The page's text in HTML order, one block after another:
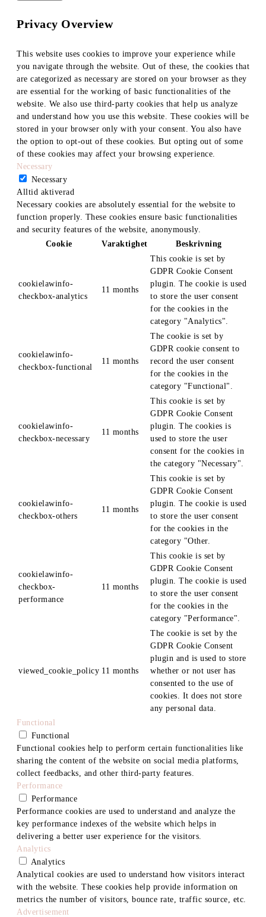
Privacy Overview
This website uses cookies to improve your experience while
you navigate through the website. Out of these, the cookies that
are categorized as necessary are stored on your browser as they
are essential for the working of basic functionalities of the
website. We also use third-party cookies that help us analyze
and understand how you use this website. These cookies will be
stored in your browser only with your consent. You also have
the option to opt-out of these cookies. But opting out of some
of these cookies may affect your browsing experience.
Necessary
Necessary
Alltid aktiverad
Necessary cookies are absolutely essential for the website to
function properly. These cookies ensure basic functionalities
and security features of the website, anonymously.
Cookie
Varaktighet Beskrivning
cookielawinfo-
checkbox-analytics
11 months
This cookie is set by
GDPR Cookie Consent
plugin. The cookie is used
to store the user consent
for the cookies in the
category "Analytics".
cookielawinfo-
checkbox-functional
11 months
The cookie is set by
GDPR cookie consent to
record the user consent
for the cookies in the
category "Functional".
cookielawinfo-
checkbox-necessary
11 months
This cookie is set by
GDPR Cookie Consent
plugin. The cookies is
used to store the user
consent for the cookies in
the category "Necessary".
cookielawinfo-
checkbox-others
11 months
This cookie is set by
GDPR Cookie Consent
plugin. The cookie is used
to store the user consent
for the cookies in the
category "Other.
cookielawinfo-
checkbox-
performance
11 months
This cookie is set by
GDPR Cookie Consent
plugin. The cookie is used
to store the user consent
for the cookies in the
category "Performance".
viewed_cookie_policy 11 months
The cookie is set by the
GDPR Cookie Consent
plugin and is used to store
whether or not user has
consented to the use of
cookies. It does not store
any personal data.
Functional
Functional
Functional cookies help to perform certain functionalities like
sharing the content of the website on social media platforms,
collect feedbacks, and other third-party features.
Performance
Performance
Performance cookies are used to understand and analyze the
key performance indexes of the website which helps in
delivering a better user experience for the visitors.
Analytics
Analytics
Analytical cookies are used to understand how visitors interact
with the website. These cookies help provide information on
metrics the number of visitors, bounce rate, traffic source, etc.
Advertisement